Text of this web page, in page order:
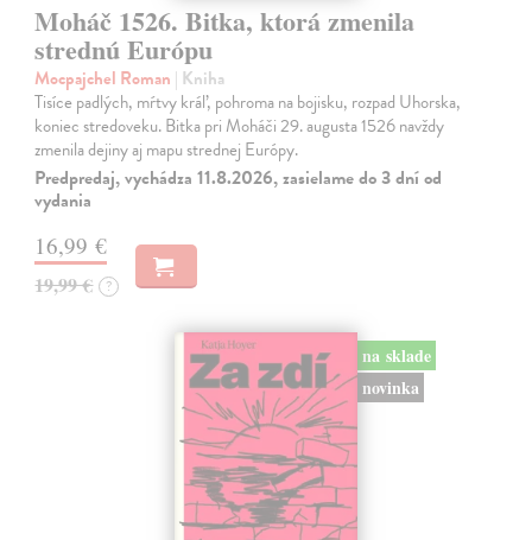
Moháč 1526. Bitka, ktorá zmenila
strednú Európu
Mocpajchel Roman | Kniha
Tisíce padlých, mŕtvy kráľ, pohroma na bojisku, rozpad Uhorska,
koniec stredoveku. Bitka pri Moháči 29. augusta 1526 navždy
zmenila dejiny aj mapu strednej Európy.
Predpredaj, vychádza 11.8.2026, zasielame do 3 dní od
vydania
16,99 €
19,99 € ?
na sklade
novinka